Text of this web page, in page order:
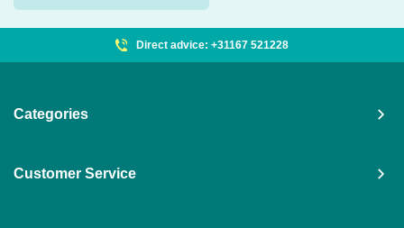
Direct advice: +31167 521228
Categories
Customer Service